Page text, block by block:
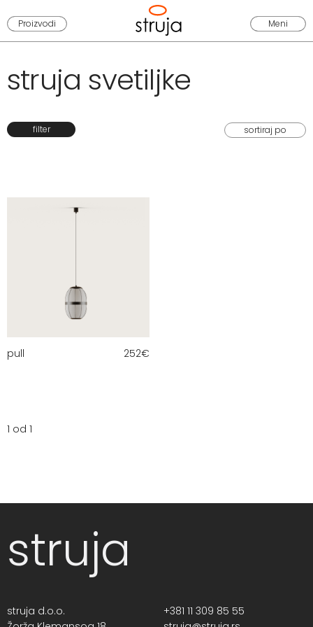
Proizvodi Meni
struja svetiljke
filter
pull 252€
1 od 1
struja
struja d.o.o.
+381 11 309 85 55